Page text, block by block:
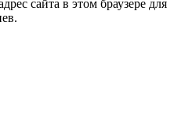
сайта в этом браузере для